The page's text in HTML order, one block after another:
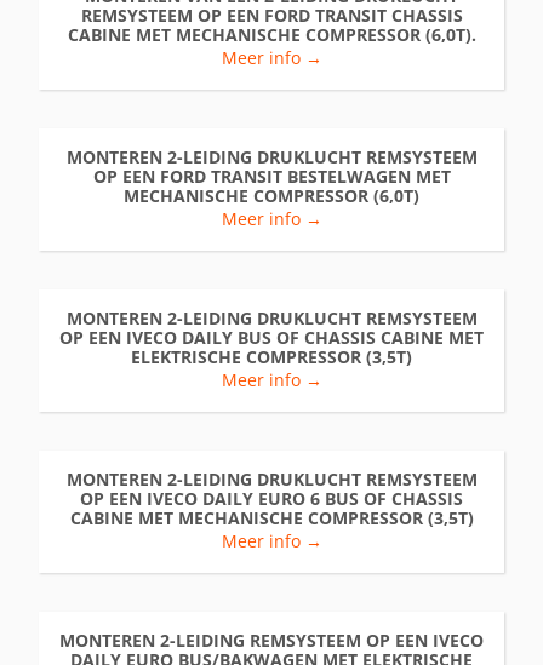
REMSYSTEEM OP EEN FORD TRANSIT CHASSIS
CABINE MET MECHANISCHE COMPRESSOR (6,0T).
Meer info →
MONTEREN 2-LEIDING DRUKLUCHT REMSYSTEEM
OP EEN FORD TRANSIT BESTELWAGEN MET
MECHANISCHE COMPRESSOR (6,0T)
Meer info →
MONTEREN 2-LEIDING DRUKLUCHT REMSYSTEEM
OP EEN IVECO DAILY BUS OF CHASSIS CABINE MET
ELEKTRISCHE COMPRESSOR (3,5T)
Meer info →
MONTEREN 2-LEIDING DRUKLUCHT REMSYSTEEM
OP EEN IVECO DAILY EURO 6 BUS OF CHASSIS
CABINE MET MECHANISCHE COMPRESSOR (3,5T)
Meer info →
MONTEREN 2-LEIDING REMSYSTEEM OP EEN IVECO
DAILY EURO BUS/BAKWAGEN MET ELEKTRISCHE